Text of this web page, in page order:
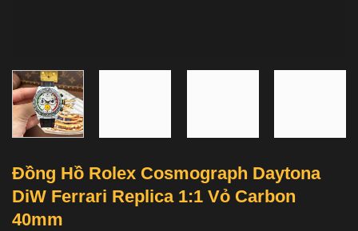
Đồng Hồ Rolex Cosmograph Daytona
DiW Ferrari Replica 1:1 Vỏ Carbon
40mm